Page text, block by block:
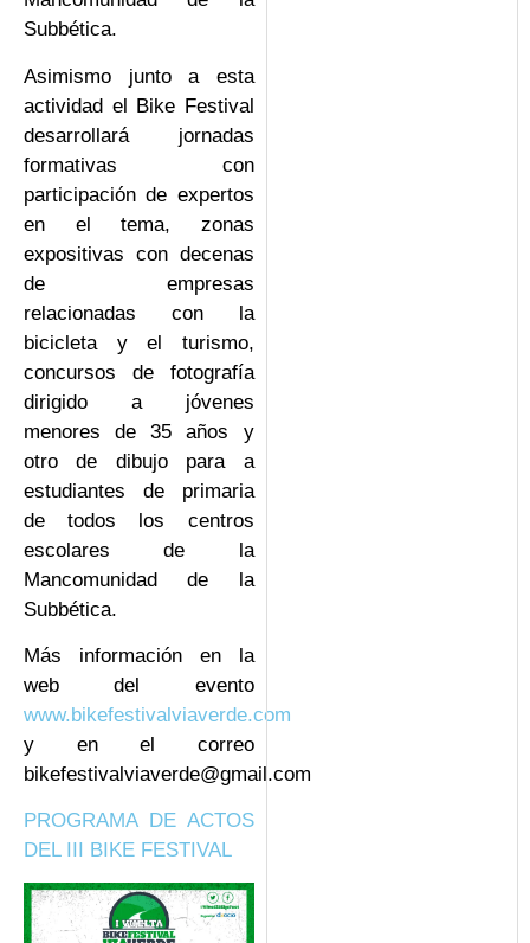
Subbética.
Asimismo junto a esta
actividad el Bike Festival
desarrollará jornadas
formativas con
participación de expertos
en el tema, zonas
expositivas con decenas
de empresas
relacionadas con la
bicicleta y el turismo,
concursos de fotografía
dirigido a jóvenes
menores de 35 años y
otro de dibujo para a
estudiantes de primaria
de todos los centros
escolares de la
Mancomunidad de la
Subbética.
Más información en la
web del evento
www.bikefestivalviaverde.com
y en el correo
bikefestivalviaverde@gmail.com
PROGRAMA DE ACTOS
DEL III BIKE FESTIVAL